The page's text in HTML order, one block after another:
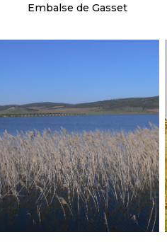
Embalse de Gasset